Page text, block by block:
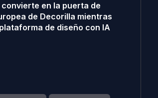
convierte en la puerta de
de Decorilla mientras
de diseño con IA